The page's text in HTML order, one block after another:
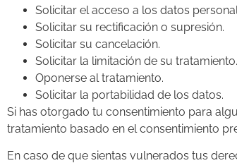
Solicitar el acceso a los datos
Solicitar su rectificación o supresión.
Solicitar su cancelación.
Solicitar la limitación de su tratamiento.
Oponerse al tratamiento.
Solicitar la portabilidad de los datos.
Si has otorgado tu consentimiento para
tratamiento basado en el consentimiento
En caso de que sientas vulnerados tus